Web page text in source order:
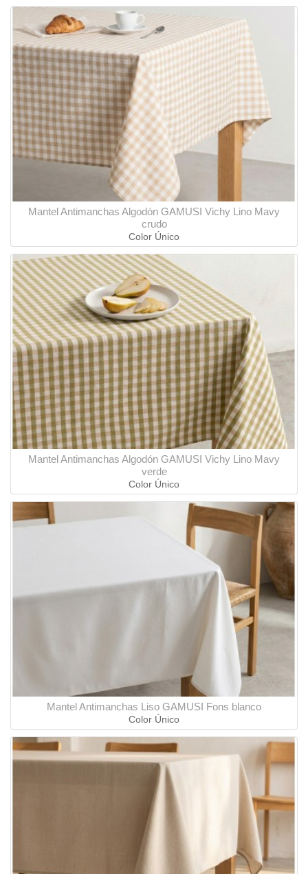
Mantel Antimanchas Algodón GAMUSI Vichy Lino Mavy
crudo
Color Único
Mantel Antimanchas Algodón GAMUSI Vichy Lino Mavy
verde
Color Único
Mantel Antimanchas Liso GAMUSI Fons blanco
Color Único